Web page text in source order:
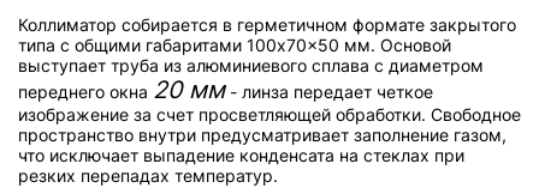
Коллиматор собирается в герметичном формате закрытого
типа с общими габаритами 100x70x50 мм. Основой
выступает труба из алюминиевого сплава с диаметром
переднего окна 20 мм- линза передает четкое
изображение за счет просветляющей обработки. Свободное
пространство внутри предусматривает заполнение газом,
что исключает выпадение конденсата на стеклах при
резких перепадах температур.